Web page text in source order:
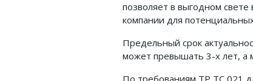
позволяет в выгодном
компании для
Предельный срок
может превышать 3-х лет, а
По требованиям ТР ТС 021